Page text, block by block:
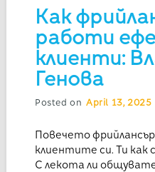
Как
работи
клиенти:
Генова
Posted on April 13, 2025
Повечето
клиентите си. Ти
С лекота ли